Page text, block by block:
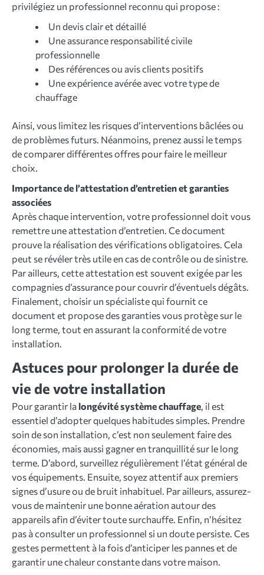
privilégiez un professionnel reconnu qui propose :
Un devis clair et détaillé
Une assurance responsabilité civile
professionnelle
Des références ou avis clients positifs
Une expérience avérée avec votre type de
chauffage
Ainsi, vous limitez les risques d’interventions bâclées ou
de problèmes futurs. Néanmoins, prenez aussi le temps
de comparer différentes offres pour faire le meilleur
choix.
Importance de l’attestation d’entretien et garanties
associées
Après chaque intervention, votre professionnel doit vous
remettre une attestation d’entretien. Ce document
prouve la réalisation des vérifications obligatoires. Cela
peut se révéler très utile en cas de contrôle ou de sinistre.
Par ailleurs, cette attestation est souvent exigée par les
compagnies d’assurance pour couvrir d’éventuels dégâts.
Finalement, choisir un spécialiste qui fournit ce
document et propose des garanties vous protège sur le
long terme, tout en assurant la conformité de votre
installation.
Astuces pour prolonger la durée de
vie de votre installation
Pour garantir la longévité système chauffage, il est
essentiel d’adopter quelques habitudes simples. Prendre
soin de son installation, c’est non seulement faire des
économies, mais aussi gagner en tranquillité sur le long
terme. D’abord, surveillez régulièrement l’état général de
vos équipements. Ensuite, soyez attentif aux premiers
signes d’usure ou de bruit inhabituel. Par ailleurs, assurez-
vous de maintenir une bonne aération autour des
appareils afin d’éviter toute surchauffe. Enfin, n’hésitez
pas à consulter un professionnel si un doute persiste. Ces
gestes permettent à la fois d’anticiper les pannes et de
garantir une chaleur constante dans votre maison.